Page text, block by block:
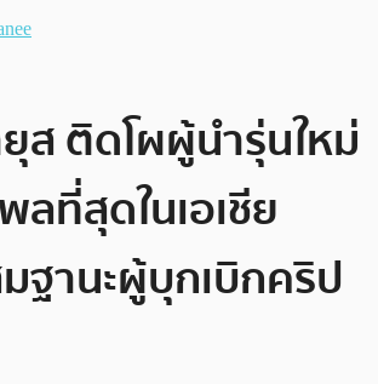
ส ติดโผผู้นำรุ่นใหม่
ที่สุดในเอเชีย
ฐานะผู้บุกเบิกคริป